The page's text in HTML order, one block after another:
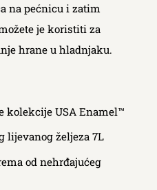
na pećnicu i zatim
je koristiti za
hrane u hladnjaku.
kolekcije USA Enamel™
lijevanog željeza 7L
od nehrđajućeg